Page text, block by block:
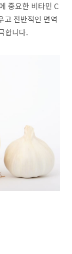
중요한 비타민 C
고 전반적인 면역
합니다.